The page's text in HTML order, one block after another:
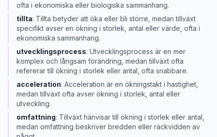
ofta i ekonomiska eller biologiska sammanhang.
tillta: Tillta betyder att öka eller bli större, medan tillväxt
specifikt avser en ökning i storlek, antal eller värde, ofta i
ekonomiska sammanhang.
utvecklingsprocess: Utvecklingsprocess är en mer
komplex och långsam förändring, medan tillväxt ofta
refererar till ökning i storlek eller antal, ofta snabbare.
acceleration: Acceleration är en ökningstakt i hastighet,
medan tillväxt ofta avser ökning i storlek, antal eller
utveckling.
omfattning: Tillväxt hänvisar till ökning i storlek eller antal,
medan omfattning beskriver bredden eller räckvidden av